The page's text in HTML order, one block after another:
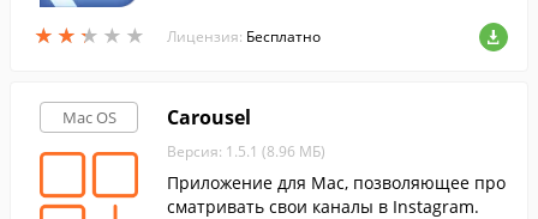
★ ★ ★ ★ ★
★ ★ ★ ★ ★ Лицензия: Бесплатно
Mac OS Carousel
Версия: 1.5.1 (8.96 МБ)
Приложение для Mac, позволяющее про
сматривать свои каналы в Instagram.